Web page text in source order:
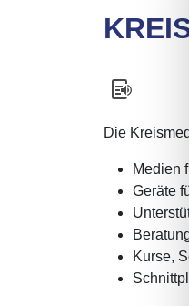
Die
Medien
Geräte
Kurse,